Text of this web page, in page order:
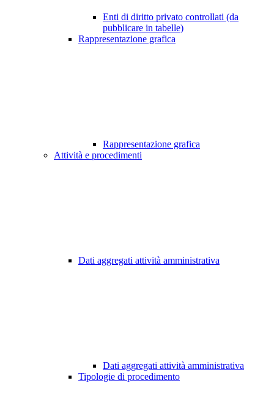
Enti di diritto privato controllati (da
pubblicare in tabelle)
Rappresentazione grafica
Rappresentazione grafica
Attività e procedimenti
Dati aggregati attività amministrativa
Dati aggregati attività amministrativa
Tipologie di procedimento